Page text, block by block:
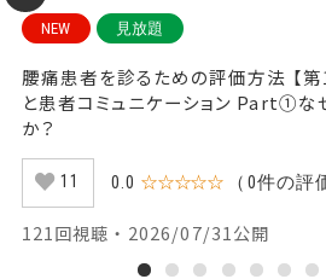
NEW 見放題
腰痛患者を診るための評価方法 【
と患者コミュニケーション Part①
か？
11 0.0 ☆☆☆☆☆ （0件の評
121回視聴 ・ 2026/07/31公開
1 2 3 4 5 6 7